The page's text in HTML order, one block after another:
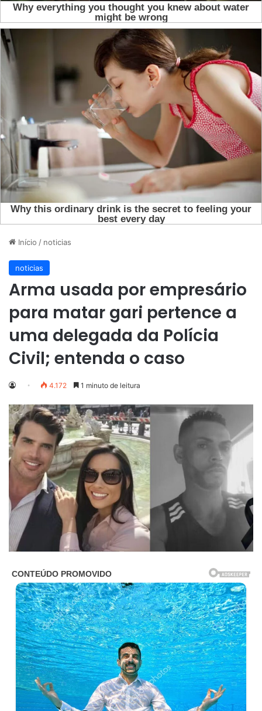
Início / noticias
noticias
Arma usada por empresário
para matar gari pertence a
uma delegada da Polícia
Civil; entenda o caso
4.172 1 minuto de leitura